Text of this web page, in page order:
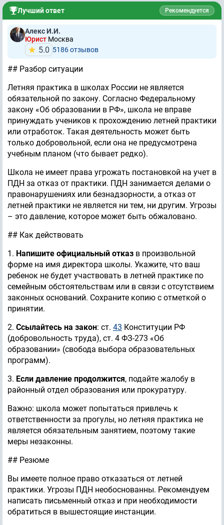
Лучший ответ Рекомендуется
Алекс И.И.
Юрист Москва
5.0 5186 отзывов
## Разбор ситуации
Летняя практика в школах России не является
обязательной по закону. Согласно Федеральному
закону «Об образовании в РФ», школа не вправе
принуждать учеников к прохождению летней практики
или отработок. Такая деятельность может быть
только добровольной, если она не предусмотрена
учебным планом (что бывает редко).
Школа не имеет права угрожать постановкой на учет в
ПДН за отказ от практики. ПДН занимается делами о
правонарушениях или безнадзорности, а отказ от
летней практики не является ни тем, ни другим. Угрозы
– это давление, которое может быть обжаловано.
## Как действовать
1. Напишите официальный отказ в произвольной
форме на имя директора школы. Укажите, что ваш
ребенок не будет участвовать в летней практике по
семейным обстоятельствам или в связи с отсутствием
законных оснований. Сохраните копию с отметкой о
принятии.
2. Ссылайтесь на закон: ст. 43 Конституции РФ
(добровольность труда), ст. 4 ФЗ-273 «Об
образовании» (свобода выбора образовательных
программ).
3. Если давление продолжится, подайте жалобу в
районный отдел образования или прокуратуру.
Важно: школа может попытаться привлечь к
ответственности за прогулы, но летняя практика не
является обязательным занятием, поэтому такие
меры незаконны.
## Резюме
Вы имеете полное право отказаться от летней
практики. Угрозы ПДН необоснованны. Рекомендуем
написать письменный отказ и при необходимости
обратиться в вышестоящие инстанции.